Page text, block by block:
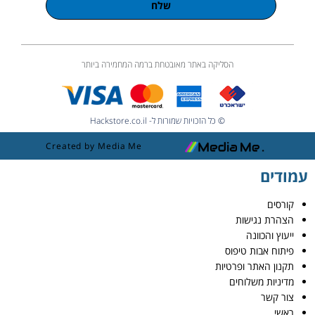
שלח
הסליקה באתר מאובטחת ברמה המחמירה ביותר
© כל הזכויות שמורות ל- Hackstore.co.il
Created by Media Me
עמודים
קורסים
הצהרת נגישות
ייעוץ והכוונה
פיתוח אבות טיפוס
תקנון האתר ופרטיות
מדיניות משלוחים
צור קשר